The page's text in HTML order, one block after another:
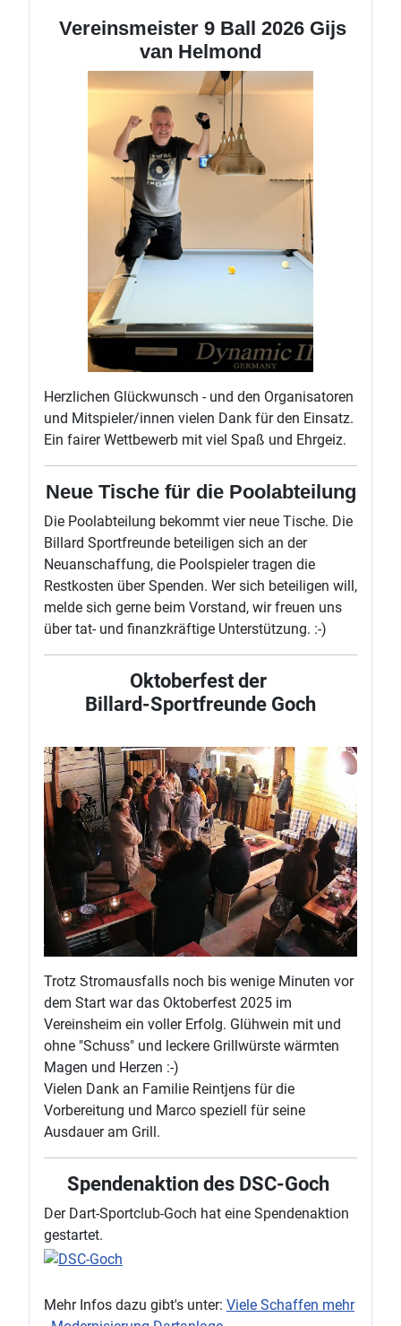
Vereinsmeister 9 Ball 2026 Gijs
van Helmond
Herzlichen Glückwunsch - und den Organisatoren
und Mitspieler/innen vielen Dank für den Einsatz.
Ein fairer Wettbewerb mit viel Spaß und Ehrgeiz.
Neue Tische für die Poolabteilung
Die Poolabteilung bekommt vier neue Tische. Die
Billard Sportfreunde beteiligen sich an der
Neuanschaffung, die Poolspieler tragen die
Restkosten über Spenden. Wer sich beteiligen will,
melde sich gerne beim Vorstand, wir freuen uns
über tat- und finanzkräftige Unterstützung. :-)
Oktoberfest der
Billard-Sportfreunde Goch
Trotz Stromausfalls noch bis wenige Minuten vor
dem Start war das Oktoberfest 2025 im
Vereinsheim ein voller Erfolg. Glühwein mit und
ohne "Schuss" und leckere Grillwürste wärmten
Magen und Herzen :-)
Vielen Dank an Familie Reintjens für die
Vorbereitung und Marco speziell für seine
Ausdauer am Grill.
Spendenaktion des DSC-Goch
Der Dart-Sportclub-Goch hat eine Spendenaktion
gestartet.
Mehr Infos dazu gibt's unter: Viele Schaffen mehr